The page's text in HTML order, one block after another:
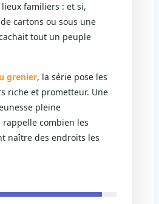
familiers : et si,
cartons ou sous une
tout un peuple
grenier, la série pose les
riche et prometteur. Une
pleine
rappelle combien les
naître des endroits les